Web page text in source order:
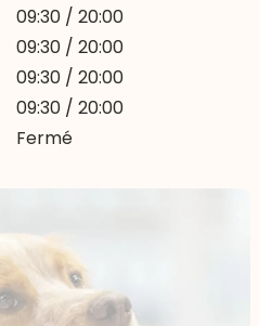
09:30 / 20:00
09:30 / 20:00
09:30 / 20:00
09:30 / 20:00
Fermé